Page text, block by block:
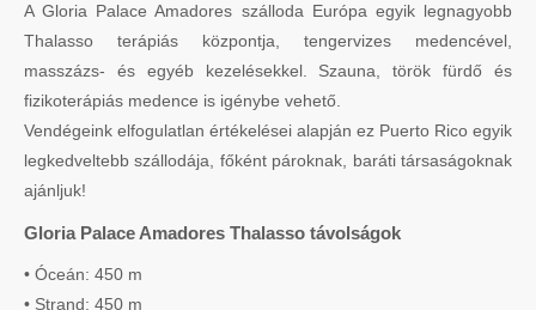
A Gloria Palace Amadores szálloda Európa egyik legnagyobb
Thalasso terápiás központja, tengervizes medencével,
masszázs- és egyéb kezelésekkel. Szauna, török fürdő és
fizikoterápiás medence is igénybe vehető.
Vendégeink elfogulatlan értékelései alapján ez Puerto Rico egyik
legkedveltebb szállodája, főként pároknak, baráti társaságoknak
ajánljuk!
Gloria Palace Amadores Thalasso távolságok
• Óceán: 450 m
• Strand: 450 m